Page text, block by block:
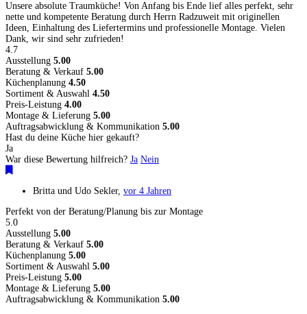
Unsere absolute Traumküche! Von Anfang bis Ende lief alles perfekt, sehr
nette und kompetente Beratung durch Herrn Radzuweit mit originellen
Ideen, Einhaltung des Liefertermins und professionelle Montage. Vielen
Dank, wir sind sehr zufrieden!
4.7
Ausstellung 5.00
Beratung & Verkauf 5.00
Küchenplanung 4.50
Sortiment & Auswahl 4.50
Preis-Leistung 4.00
Montage & Lieferung 5.00
Auftragsabwicklung & Kommunikation 5.00
Hast du deine Küche hier gekauft?
Ja
War diese Bewertung hilfreich? Ja Nein
Britta und Udo Sekler, vor 4 Jahren
Perfekt von der Beratung/Planung bis zur Montage
5.0
Ausstellung 5.00
Beratung & Verkauf 5.00
Küchenplanung 5.00
Sortiment & Auswahl 5.00
Preis-Leistung 5.00
Montage & Lieferung 5.00
Auftragsabwicklung & Kommunikation 5.00